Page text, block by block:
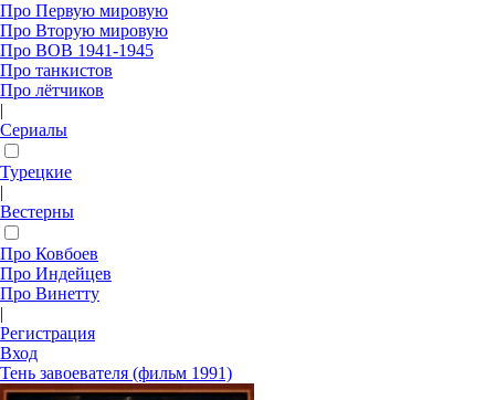
Про Первую мировую
Про Вторую мировую
Про ВОВ 1941-1945
Про танкистов
Про лётчиков
|
Сериалы
Турецкие
|
Вестерны
Про Ковбоев
Про Индейцев
Про Винетту
|
Регистрация
Вход
Тень завоевателя (фильм 1991)